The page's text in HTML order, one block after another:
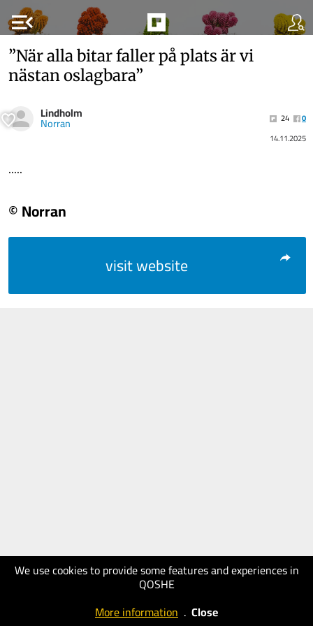
menu_open
We use cookies to provide some features and experiences in
QOSHE
More information . Close
”När alla bitar faller på plats är vi
nästan oslagbara”
Lindholm
Norran 24
0
14.11.2025
.....
© Norran
visit website